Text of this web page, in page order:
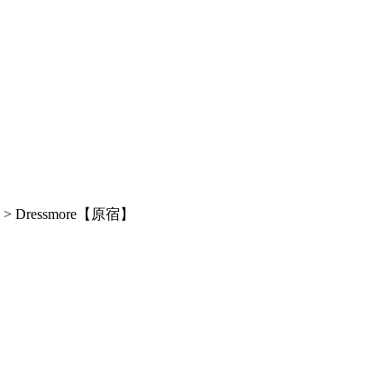
> Dressmore【原宿】